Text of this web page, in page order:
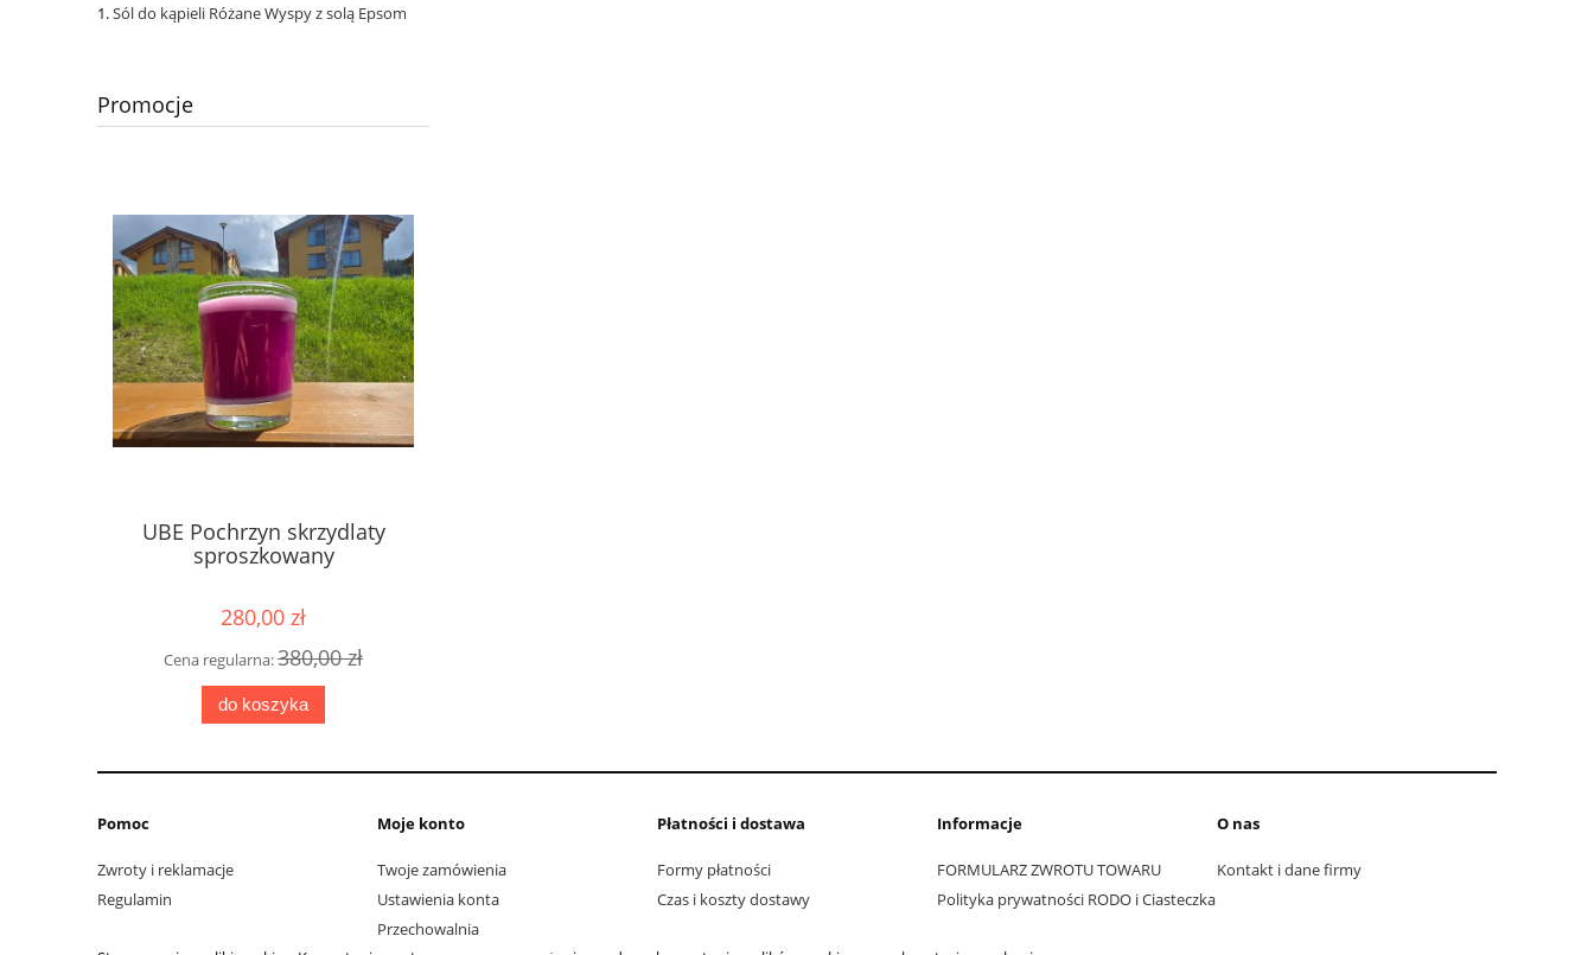
Sól do kąpieli Różane Wyspy z solą Epsom
Promocje
UBE Pochrzyn skrzydlaty
sproszkowany
280,00 zł
Cena regularna:380,00 zł
do koszyka
Pomoc
Zwroty i reklamacje
Regulamin
Moje konto
Twoje zamówienia
Ustawienia konta
Przechowalnia
Płatności i dostawa
Formy płatności
Czas i koszty dostawy
Informacje
FORMULARZ ZWROTU TOWARU
Polityka prywatności RODO i Ciasteczka
O nas
Kontakt i dane firmy